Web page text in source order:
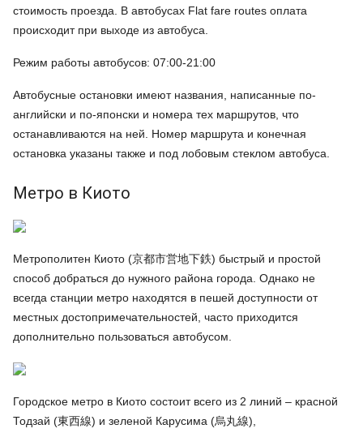
стоимость проезда. В автобусах Flat fare routes оплата
происходит при выходе из автобуса.
Режим работы автобусов: 07:00-21:00
Автобусные остановки имеют названия, написанные по-
английски и по-японски и номера тех маршрутов, что
останавливаются на ней. Номер маршрута и конечная
остановка указаны также и под лобовым стеклом автобуса.
Метро в Киото
Метрополитен Киото (京都市営地下鉄) быстрый и простой
способ добраться до нужного района города. Однако не
всегда станции метро находятся в пешей доступности от
местных достопримечательностей, часто приходится
дополнительно пользоваться автобусом.
Городское метро в Киото состоит всего из 2 линий – красной
Тодзай (東西線) и зеленой Карусима (烏丸線),